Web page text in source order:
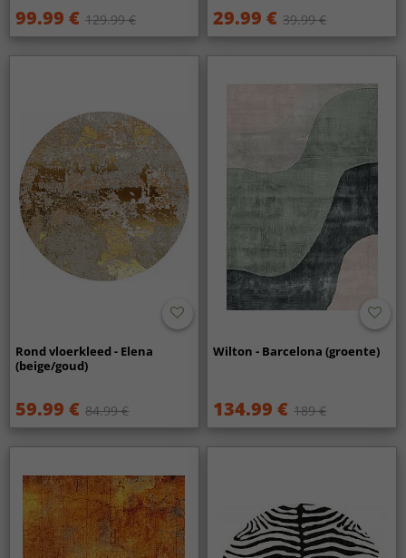
99.99 € 129.99 € 29.99 € 39.99 €
Rond vloerkleed - Elena
(beige/goud)
59.99 € 84.99 €
Wilton - Barcelona (groente)
134.99 € 189 €